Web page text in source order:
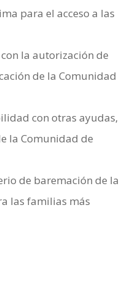
para el acceso a las
la autorización de
de la Comunidad
con otras ayudas,
la Comunidad de
de baremación de la
las familias más